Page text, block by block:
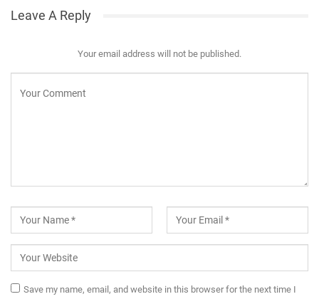
Leave A Reply
Your email address will not be published.
Save my name, email, and website in this browser for the next time I